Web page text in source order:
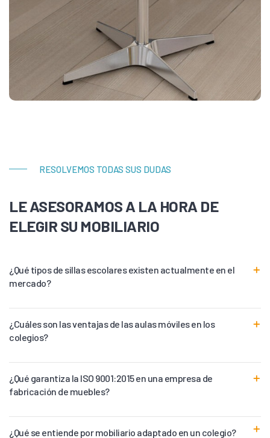
RESOLVEMOS TODAS SUS DUDAS
LE ASESORAMOS A LA HORA DE
ELEGIR SU MOBILIARIO
¿Qué tipos de sillas escolares existen actualmente en el
mercado?
¿Cuáles son las ventajas de las aulas móviles en los
colegios?
¿Qué garantiza la ISO 9001:2015 en una empresa de
fabricación de muebles?
¿Qué se entiende por mobiliario adaptado en un colegio?